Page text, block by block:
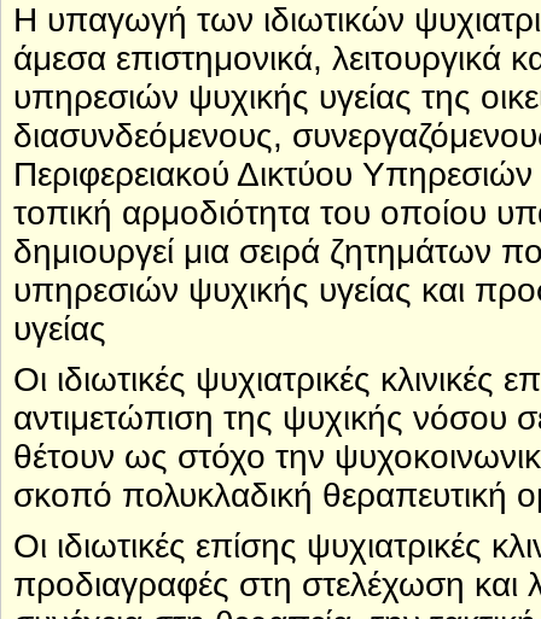
Η υπαγωγή των ιδιωτικών
άμεσα επιστημονικά, λειτουργικά
υπηρεσιών ψυχικής υγείας της
διασυνδεόμενους,
Περιφερειακού Δικτύου
τοπική αρμοδιότητα του οποίου
δημιουργεί μια σειρά ζητημάτων
υπηρεσιών ψυχικής υγείας και
υγείας
Οι ιδιωτικές ψυχιατρικές κλινικές
αντιμετώπιση της ψυχικής νόσου
θέτουν ως στόχο την
σκοπό πολυκλαδική θεραπευτική
Οι ιδιωτικές επίσης ψυχιατρικές
προδιαγραφές στη στελέχωση και